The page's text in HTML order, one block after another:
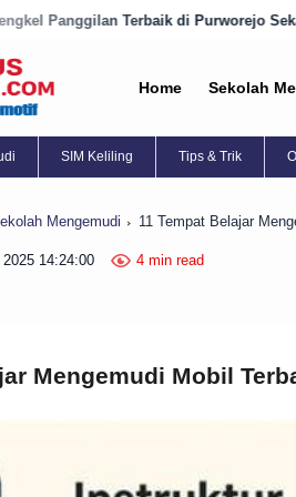
di Purworejo Sekarang! 9
Home Sekolah
SIM Keliling Tips & Trik
Mengemudi 11 Tempat Belajar
14:24:00 4 min read
Mengemudi Mobil